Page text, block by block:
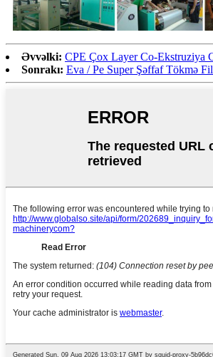
Əvvəlki: CPE Çox Layer Co-Ekstruziya
Sonrakı: Eva / Pe Super Şəffaf Tökmə